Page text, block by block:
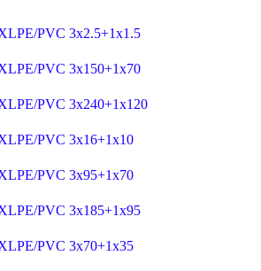
PVC 3x2.5+1x1.5
PVC 3x150+1x70
PVC 3x240+1x120
PVC 3x16+1x10
PVC 3x95+1x70
PVC 3x185+1x95
PVC 3x70+1x35